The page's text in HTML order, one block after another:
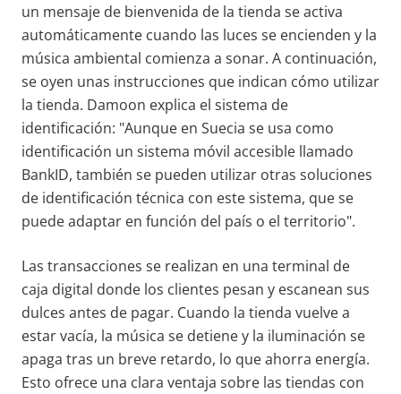
un mensaje de bienvenida de la tienda se activa
automáticamente cuando las luces se encienden y la
música ambiental comienza a sonar. A continuación,
se oyen unas instrucciones que indican cómo utilizar
la tienda. Damoon explica el sistema de
identificación: "Aunque en Suecia se usa como
identificación un sistema móvil accesible llamado
BankID, también se pueden utilizar otras soluciones
de identificación técnica con este sistema, que se
puede adaptar en función del país o el territorio".
Las transacciones se realizan en una terminal de
caja digital donde los clientes pesan y escanean sus
dulces antes de pagar. Cuando la tienda vuelve a
estar vacía, la música se detiene y la iluminación se
apaga tras un breve retardo, lo que ahorra energía.
Esto ofrece una clara ventaja sobre las tiendas con